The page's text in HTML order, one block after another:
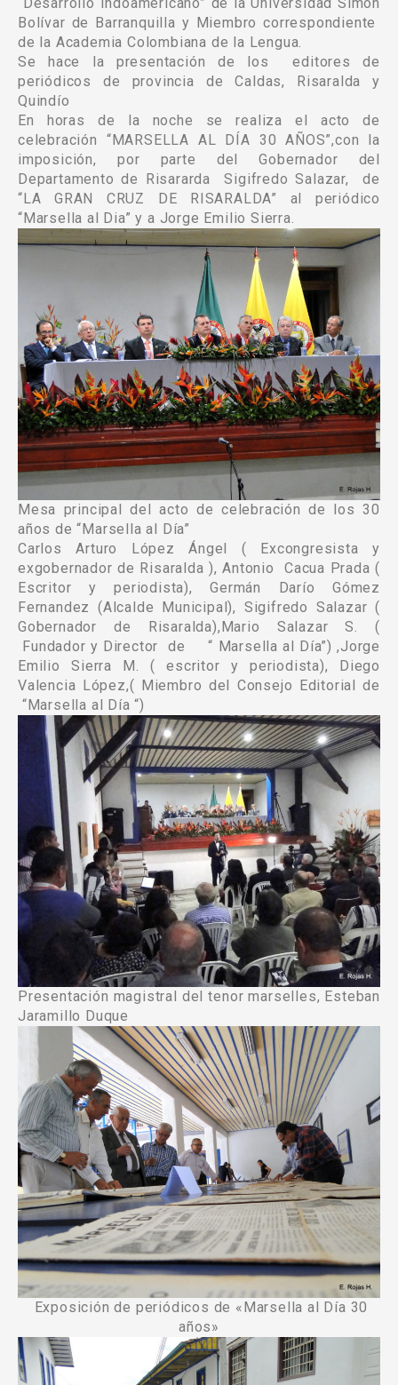
Bolívar de Barranquilla y Miembro correspondiente
de la Academia Colombiana de la Lengua.
Se hace la presentación de los editores de
periódicos de provincia de Caldas, Risaralda y
Quindío
En horas de la noche se realiza el acto de
celebración “MARSELLA AL DÍA 30 AÑOS”,con la
imposición, por parte del Gobernador del
Departamento de Risararda Sigifredo Salazar, de
“LA GRAN CRUZ DE RISARALDA” al periódico
“Marsella al Dia” y a Jorge Emilio Sierra.
Mesa principal del acto de celebración de los 30
años de “Marsella al Día”
Carlos Arturo López Ángel ( Excongresista y
exgobernador de Risaralda ), Antonio Cacua Prada (
Escritor y periodista), Germán Darío Gómez
Fernandez (Alcalde Municipal), Sigifredo Salazar (
Gobernador de Risaralda),Mario Salazar S. (
Fundador y Director de “ Marsella al Día”) ,Jorge
Emilio Sierra M. ( escritor y periodista), Diego
Valencia López,( Miembro del Consejo Editorial de
“Marsella al Día “)
Presentación magistral del tenor marselles, Esteban
Jaramillo Duque
Exposición de periódicos de «Marsella al Día 30
años»